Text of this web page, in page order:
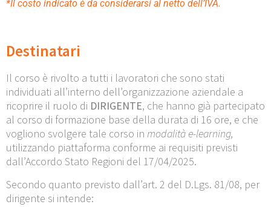
*Il costo indicato è da considerarsi al netto dell’IVA.
Destinatari
Il corso è rivolto a tutti i lavoratori che sono stati
individuati all’interno dell’organizzazione aziendale a
ricoprire il ruolo di DIRIGENTE, che hanno già partecipato
al corso di formazione base della durata di 16 ore, e che
vogliono svolgere tale corso in modalitàe-learning,
utilizzando piattaforma conforme ai requisiti previsti
dall’Accordo Stato Regioni del 17/04/2025.
Secondo quanto previsto dall’art. 2 del D.Lgs. 81/08, per
dirigente si intende: